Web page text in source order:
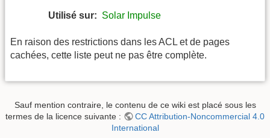
Utilisé sur: Solar Impulse
En raison des restrictions dans les ACL et de pages
cachées, cette liste peut ne pas être complète.
Sauf mention contraire, le contenu de ce wiki est placé sous les
termes de la licence suivante :
CC Attribution-Noncommercial 4.0
International